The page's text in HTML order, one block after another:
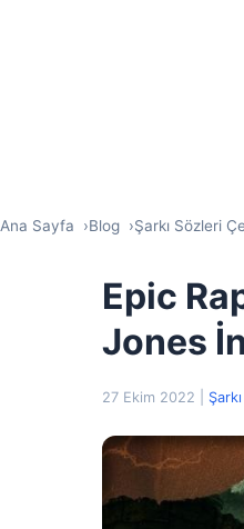
Ana Sayfa Blog Şarkı Sözleri
Epic
Jones
27 Ekim 2022